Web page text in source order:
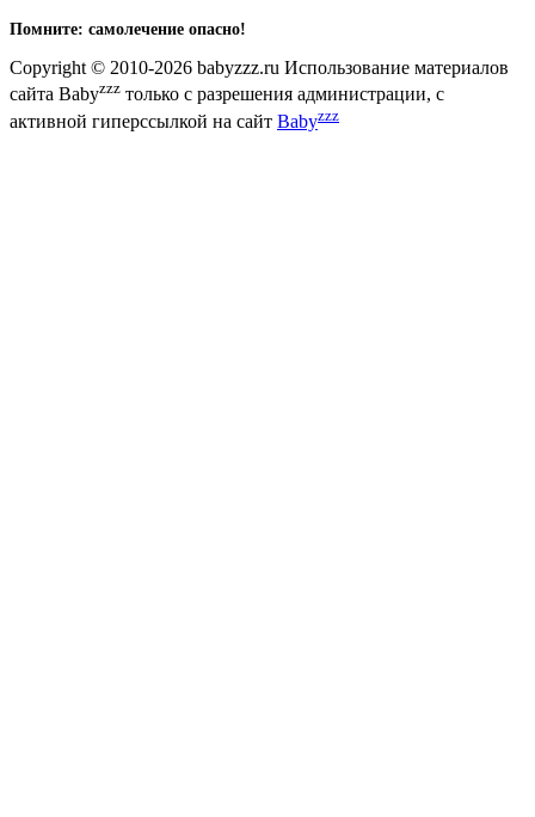
Помните: самолечение опасно!
Copyright © 2010-2026 babyzzz.ru Использование материалов
сайта Babyzzz только с разрешения администрации, с
активной гиперссылкой на сайт Babyzzz